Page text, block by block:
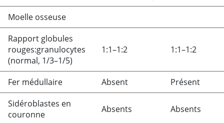
Moelle osseuse
Rapport globules
rouges:granulocytes
(normal, 1/3–1/5)
1:1–1:2 1:1–1:2
Fer médullaire Absent
Présent
Sidéroblastes en
couronne
Absents Absents